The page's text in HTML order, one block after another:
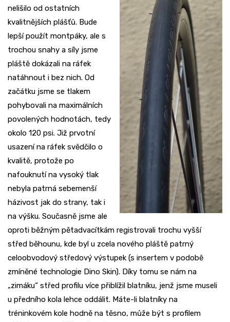
nelišilo od ostatních
kvalitnějších plášťů. Bude
lepší použít montpáky, ale s
trochou snahy a síly jsme
pláště dokázali na ráfek
natáhnout i bez nich. Od
začátku jsme se tlakem
pohybovali na maximálních
povolených hodnotách, tedy
okolo 120 psi. Již prvotní
usazení na ráfek svědčilo o
kvalitě, protože po
nafouknutí na vysoký tlak
nebyla patrná sebemenší
házivost jak do strany, tak i
na výšku. Současně jsme ale
oproti běžným pětadvacítkám registrovali trochu vyšší
střed běhounu, kde byl u zcela nového pláště patrný
celoobvodový středový výstupek (s insertem v podobě
zmíněné technologie Dino Skin). Díky tomu se nám na
„zimáku“ střed profilu více přiblížil blatníku, jenž jsme museli
u předního kola lehce oddálit. Máte-li blatníky na
tréninkovém kole hodně na těsno, může být s profilem